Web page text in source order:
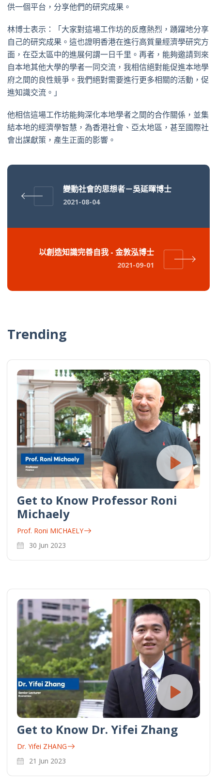
供一個平台，分享他們的研究成果。
林博士表示：「大家對這場工作坊的反應熱烈，踴躍地分享
自己的研究成果。這也證明香港在進行高質量經濟學研究方
面，在亞太區中的進展何謂一日千里。再者，能夠邀請到來
自本地其他大學的學者一同交流，我相信絕對能促進本地學
府之間的良性競爭。我們絕對需要進行更多相關的活動，促
進知識交流。」
他相信這場工作坊能夠深化本地學者之間的合作關係，並集
結本地的經濟學智慧，為香港社會、亞太地區，甚至國際社
會出謀獻策，產生正面的影響。
變動社會的思想者－吳延暉博士
2021-08-04
以創造知識完善自我 - 金敦泓博士
2021-09-01
Trending
Get to Know Professor Roni
Michaely
Prof. Roni MICHAELY
30 Jun 2023
Get to Know Dr. Yifei Zhang
Dr. Yifei ZHANG
21 Jun 2023